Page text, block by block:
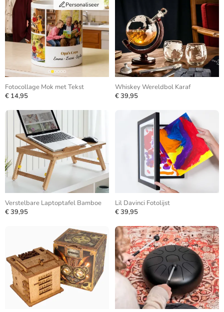
Personaliseer
Fotocollage Mok met Tekst
€ 14,95
Whiskey Wereldbol Karaf
€ 39,95
Verstelbare Laptoptafel Bamboe
€ 39,95
Lil Davinci Fotolijst
€ 39,95